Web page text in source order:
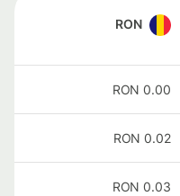
RON
0.00
RON
0.02
RON
0.03
RON